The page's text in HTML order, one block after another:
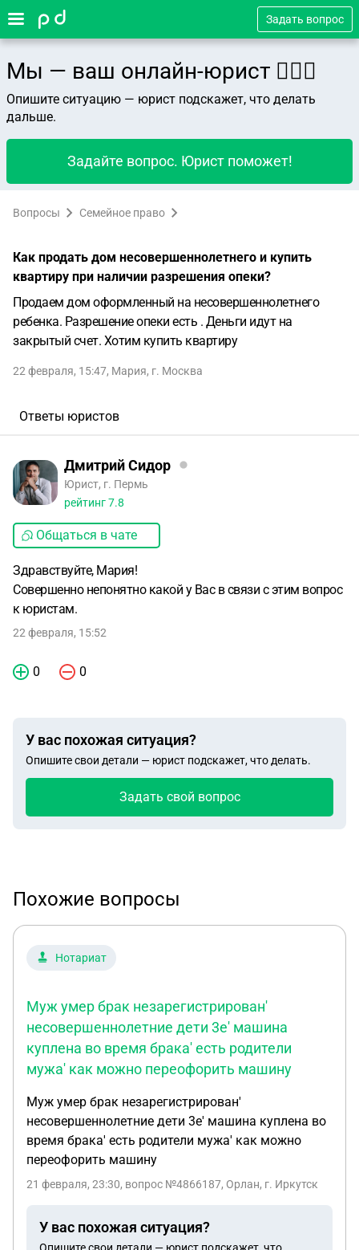
Задать вопрос
Мы — ваш онлайн-юрист 👨🏻‍⚖️
Опишите ситуацию — юрист подскажет, что делать
дальше.
Задайте вопрос. Юрист поможет!
Вопросы Семейное право
Как продать дом несовершеннолетнего и купить
квартиру при наличии разрешения опеки?
Продаем дом оформленный на несовершеннолетнего
ребенка. Разрешение опеки есть . Деньги идут на
закрытый счет. Хотим купить квартиру
22 февраля, 15:47, Мария, г. Москва
Ответы юристов
Дмитрий Сидор
Юрист, г. Пермь
рейтинг7.8
Общаться в чате
Здравствуйте, Мария!
Совершенно непонятно какой у Вас в связи с этим вопрос
к юристам.
22 февраля, 15:52
0 0
У вас похожая ситуация?
Опишите свои детали — юрист подскажет, что делать.
Задать свой вопрос
Похожие вопросы
Нотариат
Муж умер брак незарегистрирован'
несовершеннолетние дети 3е' машина
куплена во время брака' есть родители
мужа' как можно переофорить машину
Муж умер брак незарегистрирован'
несовершеннолетние дети 3е' машина куплена во
время брака' есть родители мужа' как можно
переофорить машину
21 февраля, 23:30, вопрос №4866187, Орлан, г. Иркутск
У вас похожая ситуация?